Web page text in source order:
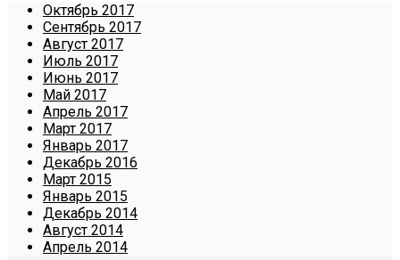
Октябрь 2017
Сентябрь 2017
Август 2017
Июль 2017
Июнь 2017
Май 2017
Апрель 2017
Март 2017
Январь 2017
Декабрь 2016
Март 2015
Январь 2015
Декабрь 2014
Август 2014
Апрель 2014